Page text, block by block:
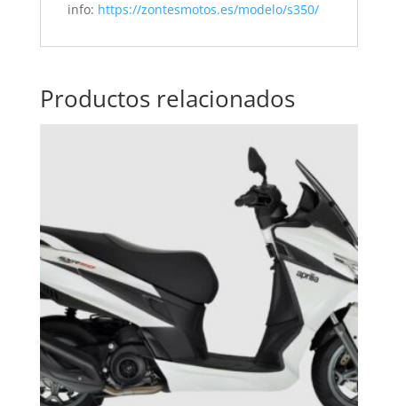
info: https://zontesmotos.es/modelo/s350/
Productos relacionados